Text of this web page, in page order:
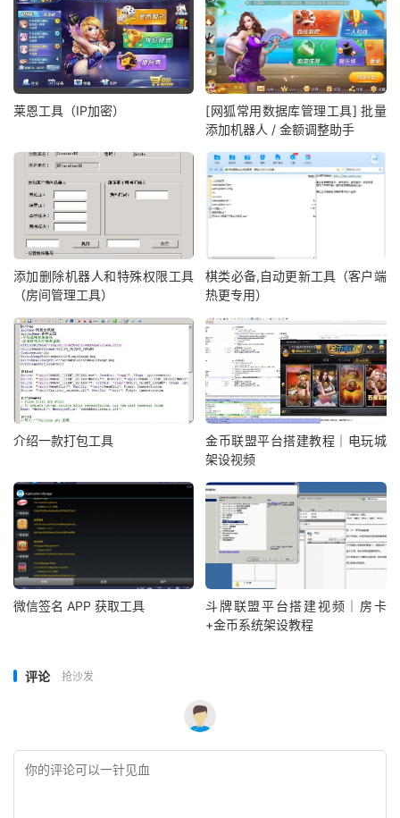
莱恩工具（IP加密）
[网狐常用数据库管理工具] 批量
添加机器人 / 金额调整助手
添加删除机器人和特殊权限工具
（房间管理工具）
棋类必备,自动更新工具（客户端
热更专用）
介绍一款打包工具
金币联盟平台搭建教程｜电玩城
架设视频
微信签名 APP 获取工具
斗牌联盟平台搭建视频｜房卡
+金币系统架设教程
评论 抢沙发